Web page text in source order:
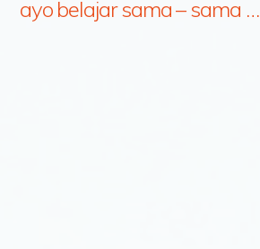
ayo belajar sama – sama …